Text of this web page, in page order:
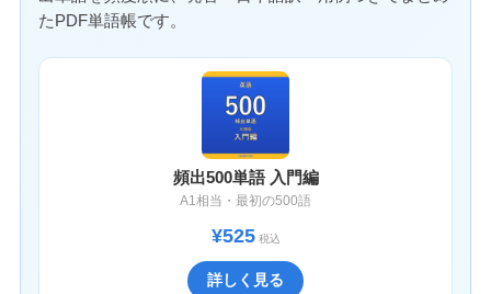
たPDF単語帳です。
頻出500単語 入門編
A1相当・最初の500語
¥525税込
詳しく見る